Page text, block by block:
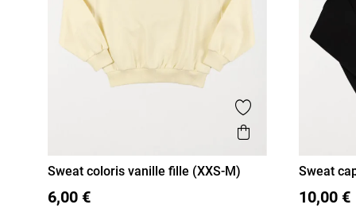
Ajouter aux
Aperçu rapide
XXS/12A XS/14A S/16A
Sweat coloris vanille fille (XXS-M)
6,00 €
XXS/12A
Sweat
10,00 €